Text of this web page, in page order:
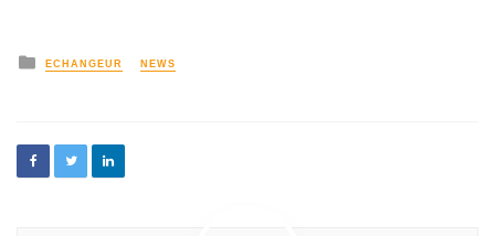
ECHANGEUR NEWS